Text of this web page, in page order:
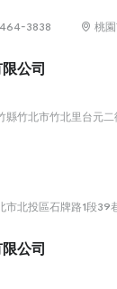
3838
桃
公司
縣竹北市竹北里台元二
市北投區石牌路1段39
公司